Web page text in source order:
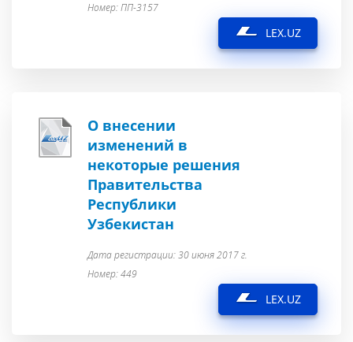
Номер: ПП-3157
LEX.UZ
О внесении
изменений в
некоторые решения
Правительства
Республики
Узбекистан
Дата регистрации: 30 июня 2017 г.
Номер: 449
LEX.UZ